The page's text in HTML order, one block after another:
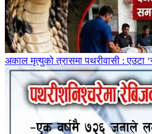
अकाल मृत्युको त्रासमा पथरीवासी : एउटा